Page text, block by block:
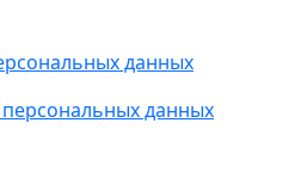
данных
данных